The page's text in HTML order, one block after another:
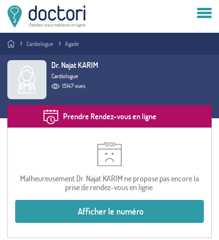
Compte médecin
Vous êtes médecin ?
Cardiologue Agadir
Dr. Najat KARIM
Cardiologue
15147 vues
Prendre Rendez-vous en ligne
Malheureusement Dr. Najat KARIM ne propose pas encore la
prise de rendez-vous en ligne.
Afficher le numéro